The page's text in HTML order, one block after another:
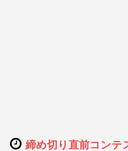
締め切り直前コンテ